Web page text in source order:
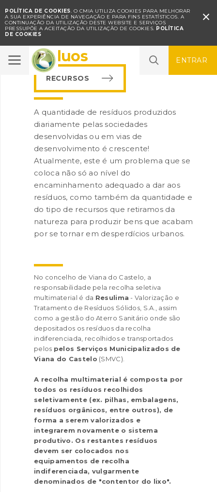
POLÍTICA DE COOKIES. O CMIA UTILIZA COOKIES PARA MELHORAR
A SUA EXPERIÊNCIA DE NAVEGAÇÃO E PARA FINS ESTATÍSTICOS. A
CONTINUAÇÃO DA UTILIZAÇÃO DESTE WEBSITE E SERVIÇOS
PRESSUPÕE A ACEITAÇÃO DA UTILIZAÇÃO DE COOKIES. POLÍTICA
DE COOKIES

ENTRAR
Resíduos
RECURSOS
A quantidade de resíduos produzidos
diariamente pelas sociedades
desenvolvidas ou em vias de
desenvolvimento é crescente!
Atualmente, este é um problema que se
coloca não só ao nível do
encaminhamento adequado a dar aos
resíduos, como também da quantidade e
do tipo de recursos que retiramos da
natureza para produzir bens que acabam
por se tornar em desperdícios urbanos.
No concelho de Viana do Castelo, a
responsabilidade pela recolha seletiva
multimaterial é da Resulima - Valorização e
Tratamento de Resíduos Sólidos, S.A., assim
como a gestão do Aterro Sanitário onde são
depositados os resíduos da recolha
indiferenciada, recolhidos e transportados
pelos pelos Serviços Municipalizados de
Viana do Castelo (SMVC).
A recolha multimaterial é composta por
todos os resíduos recolhidos
seletivamente (ex. pilhas, embalagens,
resíduos orgânicos, entre outros), de
forma a serem valorizados e
integrarem novamente o sistema
produtivo. Os restantes resíduos
devem ser colocados nos
equipamentos de recolha
indiferenciada, vulgarmente
denominados de "contentor do lixo".